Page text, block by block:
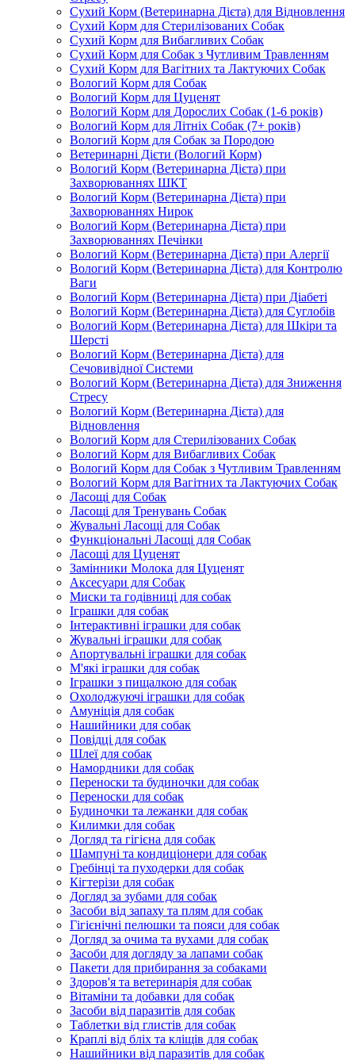
Сухий Корм (Ветеринарна Дієта) для Відновлення
Сухий Корм для Стерилізованих Собак
Сухий Корм для Вибагливих Собак
Сухий Корм для Собак з Чутливим Травленням
Сухий Корм для Вагітних та Лактуючих Собак
Вологий Корм для Собак
Вологий Корм для Цуценят
Вологий Корм для Дорослих Собак (1-6 років)
Вологий Корм для Літніх Собак (7+ років)
Вологий Корм для Собак за Породою
Ветеринарні Дієти (Вологий Корм)
Вологий Корм (Ветеринарна Дієта) при
Захворюваннях ШКТ
Вологий Корм (Ветеринарна Дієта) при
Захворюваннях Нирок
Вологий Корм (Ветеринарна Дієта) при
Захворюваннях Печінки
Вологий Корм (Ветеринарна Дієта) при Алергії
Вологий Корм (Ветеринарна Дієта) для Контролю
Ваги
Вологий Корм (Ветеринарна Дієта) при Діабеті
Вологий Корм (Ветеринарна Дієта) для Суглобів
Вологий Корм (Ветеринарна Дієта) для Шкіри та
Шерсті
Вологий Корм (Ветеринарна Дієта) для
Сечовивідної Системи
Вологий Корм (Ветеринарна Дієта) для Зниження
Стресу
Вологий Корм (Ветеринарна Дієта) для
Відновлення
Вологий Корм для Стерилізованих Собак
Вологий Корм для Вибагливих Собак
Вологий Корм для Собак з Чутливим Травленням
Вологий Корм для Вагітних та Лактуючих Собак
Ласощі для Собак
Ласощі для Тренувань Собак
Жувальні Ласощі для Собак
Функціональні Ласощі для Собак
Ласощі для Цуценят
Замінники Молока для Цуценят
Аксесуари для Собак
Миски та годівниці для собак
Іграшки для собак
Інтерактивні іграшки для собак
Жувальні іграшки для собак
Апортувальні іграшки для собак
М'які іграшки для собак
Іграшки з пищалкою для собак
Охолоджуючі іграшки для собак
Амуніція для собак
Нашийники для собак
Повідці для собак
Шлеї для собак
Намордники для собак
Переноски та будиночки для собак
Переноски для собак
Будиночки та лежанки для собак
Килимки для собак
Догляд та гігієна для собак
Шампуні та кондиціонери для собак
Гребінці та пуходерки для собак
Кігтерізи для собак
Догляд за зубами для собак
Засоби від запаху та плям для собак
Гігієнічні пелюшки та пояси для собак
Догляд за очима та вухами для собак
Засоби для догляду за лапами собак
Пакети для прибирання за собаками
Здоров'я та ветеринарія для собак
Вітаміни та добавки для собак
Засоби від паразитів для собак
Таблетки від глистів для собак
Краплі від бліх та кліщів для собак
Нашийники від паразитів для собак